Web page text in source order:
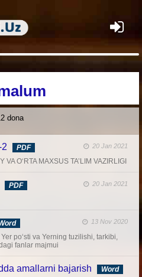
×
dona
PDF 20 Jan 2021
O‘RTA MAXSUS TA’LIM VAZIRLIGI
PDF 20 Jan 2021
13 Nov 2020
poʻsti va Yerning tuzilishi, tarkibi,
fanlar majmui
amallarni bajarish Word